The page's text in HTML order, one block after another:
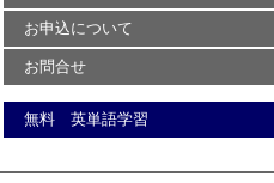
お申込について
お問合せ
無料 英単語学習